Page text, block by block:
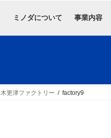
ミノダについて 事業内容
木更津ファクトリー factory9